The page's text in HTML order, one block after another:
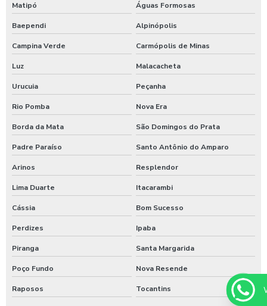
Matipó Águas Formosas
Baependi Alpinópolis
Campina Verde Carmópolis de Minas
Luz Malacacheta
Urucuia Peçanha
Rio Pomba Nova Era
Borda da Mata São Domingos do Prata
Padre Paraíso Santo Antônio do Amparo
Arinos Resplendor
Lima Duarte Itacarambi
Cássia Bom Sucesso
Perdizes Ipaba
Piranga Santa Margarida
Poço Fundo Nova Resende
Raposos Tocantins